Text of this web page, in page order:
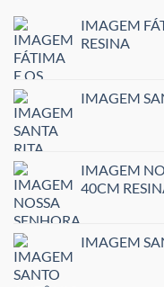
IMAGEM
RESINA
IMAGEM
IMAGEM
40CM
IMAGEM